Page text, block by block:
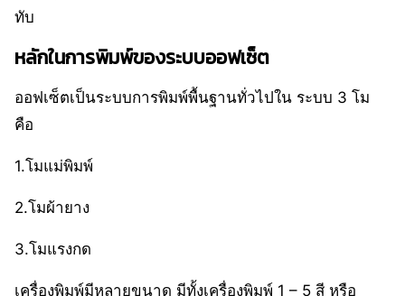
ทับ
หลักในการพิมพ์ของระบบออฟเซ็ต
ออฟเซ็ตเป็นระบบการพิมพ์พื้นฐานทั่วไปใน ระบบ 3 โม
คือ
1.โมแม่พิมพ์
2.โมผ้ายาง
3.โมแรงกด
เครื่องพิมพ์มีหลายขนาด มีทั้งเครื่องพิมพ์ 1 – 5 สี หรือ